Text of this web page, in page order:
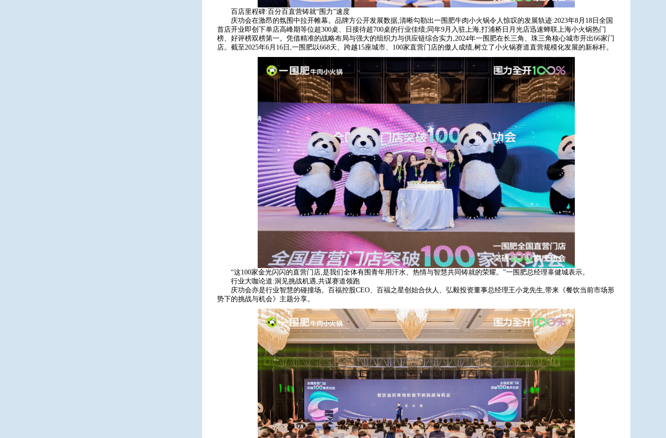
百店里程碑:百分百直营铸就“围力”速度
庆功会在激昂的氛围中拉开帷幕。品牌方公开发展数据,清晰勾勒出一围肥牛肉小火锅令人惊叹的发展轨迹:2023年8月18日全国
首店开业即创下单店高峰期等位超300桌、日接待超700桌的行业佳绩;同年9月入驻上海,打浦桥日月光店迅速蝉联上海小火锅热门
榜、好评榜双榜第一。凭借精准的战略布局与强大的组织力与供应链综合实力,2024年一围肥在长三角、珠三角核心城市开出66家门
店。截至2025年6月16日,一围肥以668天、跨越15座城市、100家直营门店的傲人成绩,树立了小火锅赛道直营规模化发展的新标杆。
“这100家金光闪闪的直营门店,是我们全体有围青年用汗水、热情与智慧共同铸就的荣耀。”一围肥总经理辜健城表示。
行业大咖论道:洞见挑战机遇,共谋赛道领跑
庆功会亦是行业智慧的碰撞场。百福控股CEO、百福之星创始合伙人、弘毅投资董事总经理王小龙先生,带来《餐饮当前市场形
势下的挑战与机会》主题分享。